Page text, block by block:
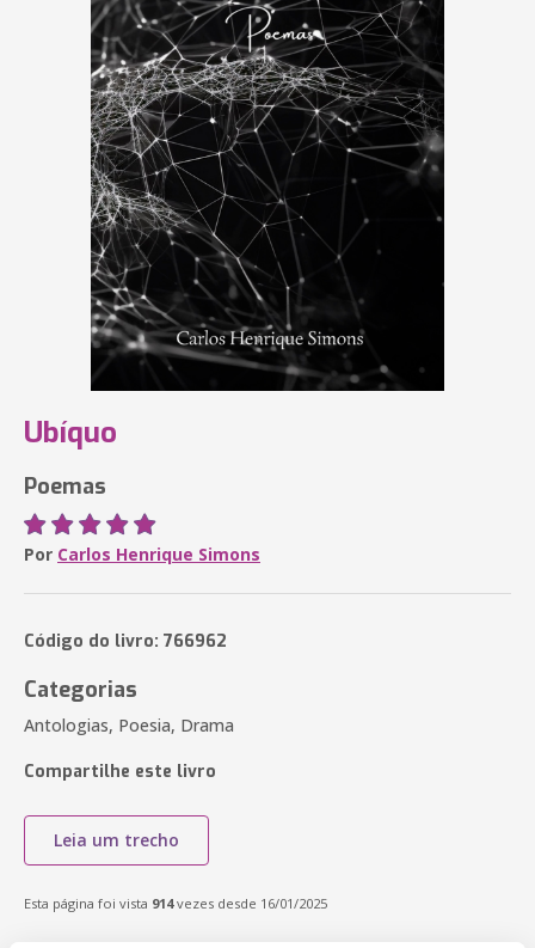
Ubíquo
Poemas
Por Carlos Henrique Simons
Código do livro: 766962
Categorias
Antologias, Poesia, Drama
Compartilhe este livro
Leia um trecho
Esta página foi vista 914vezes desde 16/01/2025